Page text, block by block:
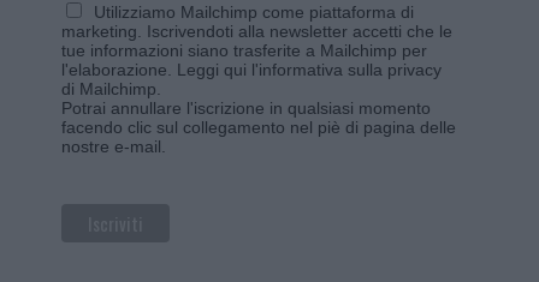
Utilizziamo Mailchimp come piattaforma di
marketing. Iscrivendoti alla newsletter accetti che le
tue informazioni siano trasferite a Mailchimp per
l'elaborazione. Leggi qui l'informativa sulla privacy
di Mailchimp
Potrai annullare l'iscrizione in qualsiasi momento
facendo clic sul collegamento nel piè di pagina delle
nostre e-mail.